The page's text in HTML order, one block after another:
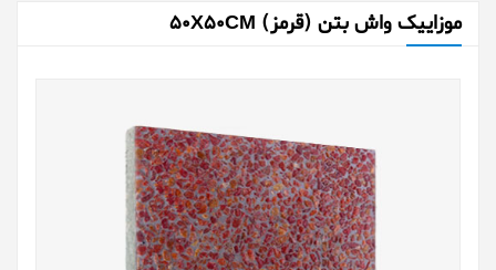
موزاییک واش بتن (قرمز) 50X50CM